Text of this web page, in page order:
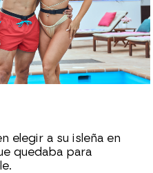
22:36
elegir a su isleña en
quedaba para